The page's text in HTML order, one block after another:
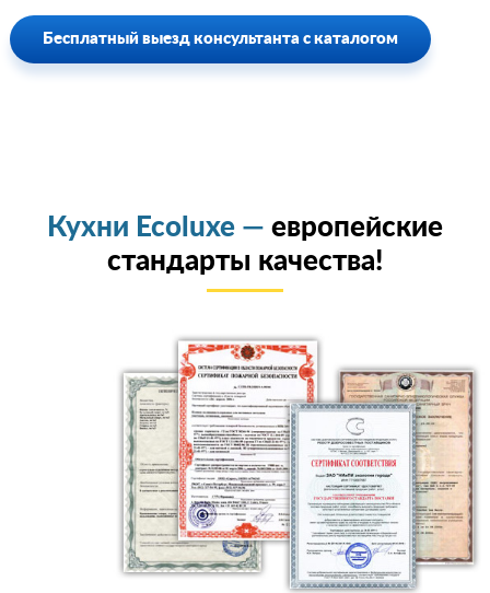
Бесплатный выезд консультанта с каталогом
Кухни Ecoluxe — европейские
стандарты качества!